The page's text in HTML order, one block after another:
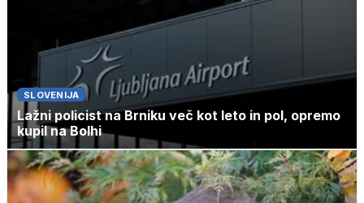
SLOVENIJA
Lažni policist na Brniku več kot leto in pol, opremo
kupil na Bolhi